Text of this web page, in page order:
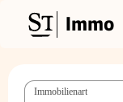
Immo
Immobilienart